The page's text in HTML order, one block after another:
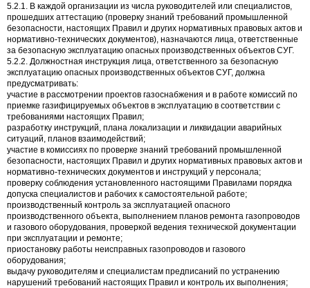
5.2.1. В каждой организации из числа руководителей или специалистов,
прошедших аттестацию (проверку знаний требований промышленной
безопасности, настоящих Правил и других нормативных правовых актов и
нормативно-технических документов), назначаются лица, ответственные
за безопасную эксплуатацию опасных производственных объектов СУГ.
5.2.2. Должностная инструкция лица, ответственного за безопасную
эксплуатацию опасных производственных объектов СУГ, должна
предусматривать:
участие в рассмотрении проектов газоснабжения и в работе комиссий по
приемке газифицируемых объектов в эксплуатацию в соответствии с
требованиями настоящих Правил;
разработку инструкций, плана локализации и ликвидации аварийных
ситуаций, планов взаимодействий;
участие в комиссиях по проверке знаний требований промышленной
безопасности, настоящих Правил и других нормативных правовых актов и
нормативно-технических документов и инструкций у персонала;
проверку соблюдения установленного настоящими Правилами порядка
допуска специалистов и рабочих к самостоятельной работе;
производственный контроль за эксплуатацией опасного
производственного объекта, выполнением планов ремонта газопроводов
и газового оборудования, проверкой ведения технической документации
при эксплуатации и ремонте;
приостановку работы неисправных газопроводов и газового
оборудования;
выдачу руководителям и специалистам предписаний по устранению
нарушений требований настоящих Правил и контроль их выполнения;